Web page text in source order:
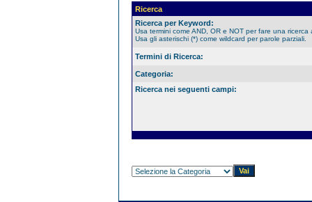
Ricerca
Ricerca per Keyword:
Usa termini come AND, OR e NOT per fare una ricerca
Usa gli asterischi (*) come wildcard per parole parziali.
Termini di Ricerca:
Categoria:
Ricerca nei seguenti campi: